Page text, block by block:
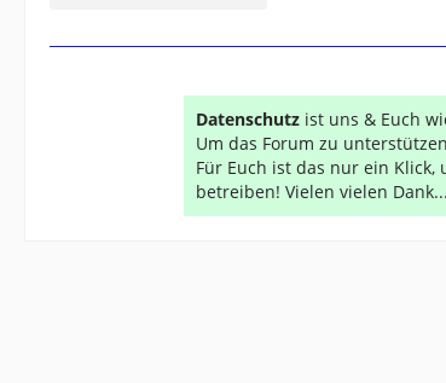
Datenschutz ist uns & Euch
Um das Forum zu
Für Euch ist das nur ein Klick,
betreiben! Vielen vielen Dank...